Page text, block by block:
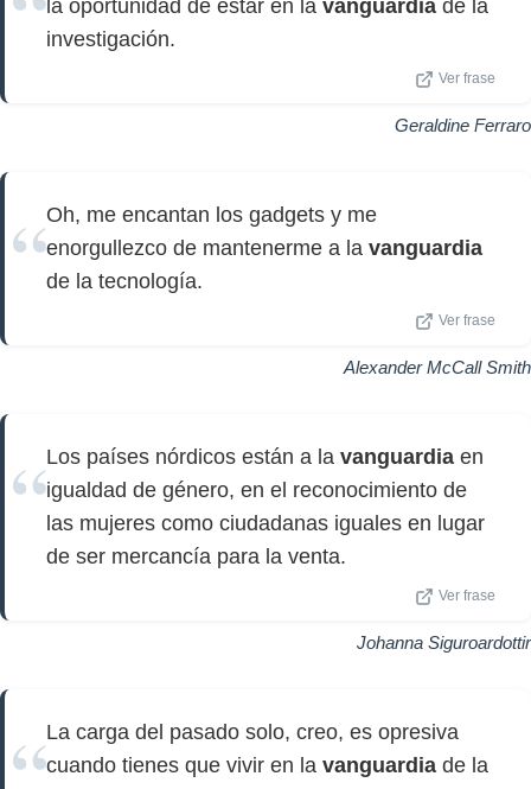
la oportunidad de estar en la vanguardia de la
investigación.
Ver frase
Geraldine Ferraro
Oh, me encantan los gadgets y me
enorgullezco de mantenerme a la vanguardia
de la tecnología.
Ver frase
Alexander McCall Smith
Los países nórdicos están a la vanguardia en
igualdad de género, en el reconocimiento de
las mujeres como ciudadanas iguales en lugar
de ser mercancía para la venta.
Ver frase
Johanna Siguroardottir
La carga del pasado solo, creo, es opresiva
cuando tienes que vivir en la vanguardia de la